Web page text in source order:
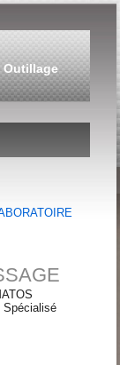
Outillage
Spécialisé